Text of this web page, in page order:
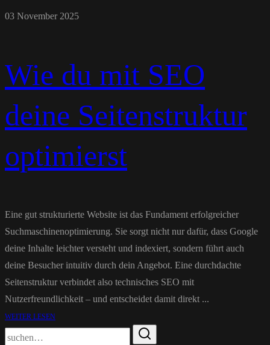
03 November 2025
Wie du mit SEO
deine Seitenstruktur
optimierst
Eine gut strukturierte Website ist das Fundament erfolgreicher
Suchmaschinenoptimierung. Sie sorgt nicht nur dafür, dass Google
deine Inhalte leichter versteht und indexiert, sondern führt auch
deine Besucher intuitiv durch dein Angebot. Eine durchdachte
Seitenstruktur verbindet also technisches SEO mit
Nutzerfreundlichkeit – und entscheidet damit direkt ...
WEITER LESEN